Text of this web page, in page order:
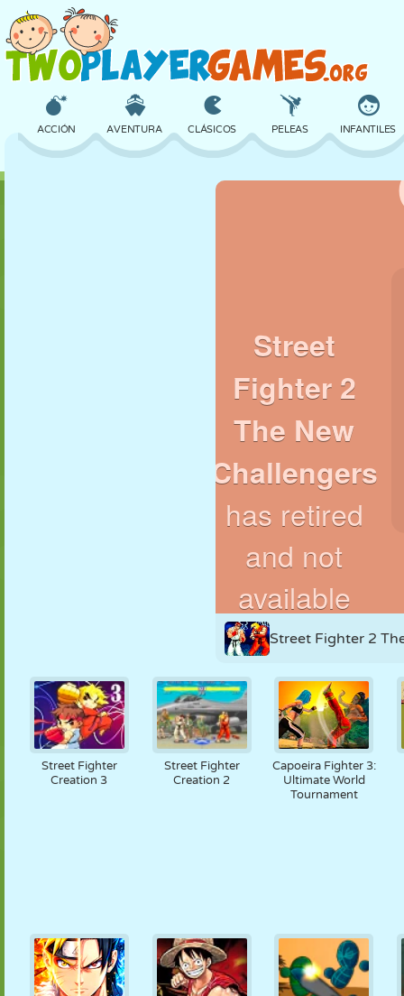
ACCIÓN AVENTURA CLÁSICOS PELEAS INFANTILES
MATEMÁTICAS
REACCIÓN RETRO ROBOTS
Street Fighter 2
Street Fighter
Creation 3
Street Fighter
Creation 2
Capoeira Fighter 3:
Ultimate World
Tournament